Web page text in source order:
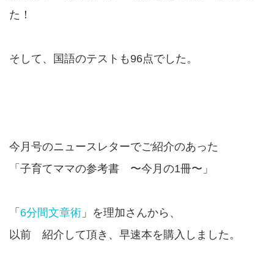
た！
そして、国語のテストも96点でした。
今月号のニュースレターでご紹介のあった
「子育てママの参考書 〜今月の1冊〜」
「 6分間文章術 」を理加さんから、
以前 紹介して頂き、早速本を購入しました。